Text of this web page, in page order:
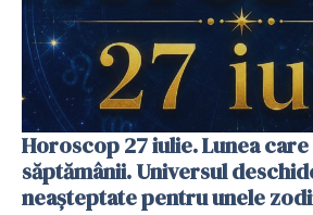
Horoscop 27 iulie. Lunea
săptămânii. Universul
neașteptate pentru unele